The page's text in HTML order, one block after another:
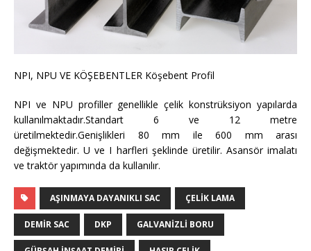
NPI, NPU VE KÖŞEBENTLER Köşebent Profil
NPI ve NPU profiller genellikle çelik konstrüksiyon yapılarda
kullanılmaktadır.Standart 6 ve 12 metre
üretilmektedir.Genişlikleri 80 mm ile 600 mm arası
değişmektedir. U ve I harfleri şeklinde üretilir. Asansör imalatı
ve traktör yapımında da kullanılır.
AŞINMAYA DAYANIKLI SAC ÇELIK LAMA
DEMIR SAC DKP GALVANIZLI BORU